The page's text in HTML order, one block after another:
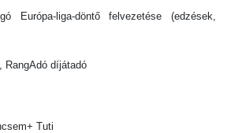
Európa-liga-döntő felvezetése (edzések,
RangAdó díjátadó
Tuti